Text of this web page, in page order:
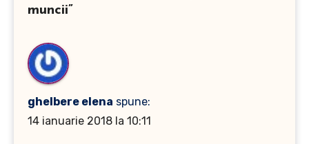
muncii”
ghelbere elena spune:
14 ianuarie 2018 la 10:11